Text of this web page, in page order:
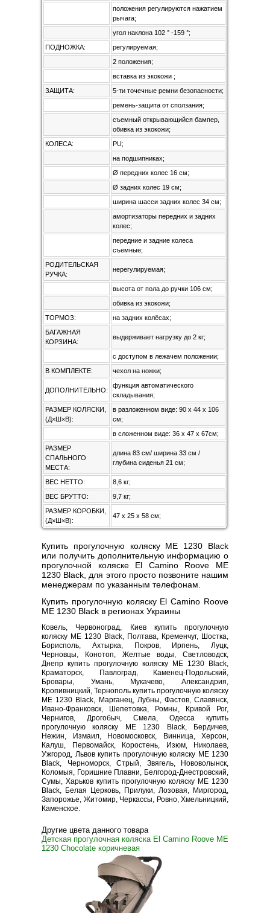
положения регулируются нажатием
рычага;
угол наклона 102 ° -159 °;
ПОДНОЖКА:
регулируемая;
2 положения;
вставка из экокожи ;
ЗАЩИТА:
5-ти точечные ремни безопасности;
ремень-защита от сползания;
съемный открывающийся бампер,
обивка из экокожи;
КОЛЕСА:
PU;
на подшипниках;
Ø передних колес 16 см;
Ø задних колес 19 см;
ширина шасси задних колес 34 см;
амортизаторы передних и задних
колес;
передние и задние колеса
съемные;
РОДИТЕЛЬСКАЯ
РУЧКА:
нерегулируемая;
высота от пола до ручки 106 см;
обивка из экокожи;
ТОРМОЗ:
на задних колёсах;
БАГАЖНАЯ
КОРЗИНА:
выдерживает нагрузку до 2 кг;
с доступом в лежачем положении;
В КОМПЛЕКТЕ:
чехол на ножки;
ДОПОЛНИТЕЛЬНО:
функция автоматического
складывания;
РАЗМЕР КОЛЯСКИ,
(Д×Ш×В):
в разложенном виде: 90 x 44 x 106
см;
в сложенном виде: 36 x 47 x 67см;
РАЗМЕР
СПАЛЬНОГО
МЕСТА:
длина 83 см/ ширина 33 см /
глубина сиденья 21 см;
ВЕС НЕТТО:
8,6 кг;
ВЕС БРУТТО:
9,7 кг;
РАЗМЕР КОРОБКИ,
(Д×Ш×В):
47 x 25 x 58 см;
Купить прогулочную коляску ME 1230 Black
или получить дополнительную информацию о
прогулочной коляске El Camino Roove ME
1230 Black, для этого просто позвоните нашим
менеджерам по указанным телефонам.
Купить прогулочную коляску El Camino Roove
ME 1230 Black в регионах Украины
Ковель, Червоноград, Киев купить прогулочную
коляску ME 1230 Black, Полтава, Кременчуг, Шостка,
Борисполь, Ахтырка, Покров, Ирпень, Луцк,
Черновцы, Конотоп, Желтые воды, Светловодск,
Днепр купить прогулочную коляску ME 1230 Black,
Краматорск, Павлоград, Каменец-Подольский,
Бровары, Умань, Мукачево, Александрия,
Кропивницкий, Тернополь купить прогулочную коляску
ME 1230 Black, Марганец, Лубны, Фастов, Славянск,
Ивано-Франковск, Шепетовка, Ромны, Кривой Рог,
Чернигов, Дрогобыч, Смела, Одесса купить
прогулочную коляску ME 1230 Black, Бердичев,
Нежин, Измаил, Новомосковск, Винница, Херсон,
Калуш, Первомайск, Коростень, Изюм, Николаев,
Ужгород, Львов купить прогулочную коляску ME 1230
Black, Черноморск, Стрый, Звягель, Нововолынск,
Коломыя, Горишние Плавни, Белгород-Днестровский,
Сумы, Харьков купить прогулочную коляску ME 1230
Black, Белая Церковь, Прилуки, Лозовая, Миргород,
Запорожье, Житомир, Черкассы, Ровно, Хмельницкий,
Каменское.
Другие цвета данного товара
Детская прогулочная коляска El Camino Roove ME
1230 Chocolate коричневая